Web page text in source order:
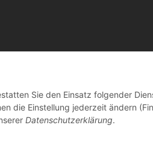
Sie den Einsatz folgender
die Einstellung jederzeit ändern
Datenschutzerklärung.